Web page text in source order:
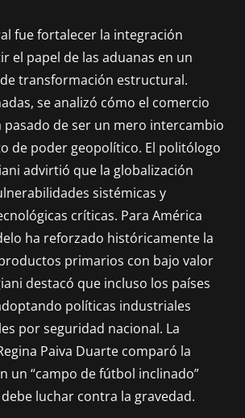
fue fortalecer la integración
el papel de las aduanas en un
transformación estructural.
se analizó cómo el comercio
de ser un mero intercambio
de poder geopolítico. El politólogo
advirtió que la globalización
sistémicas y
críticas. Para América
ha reforzado históricamente la
primarios con bajo valor
destacó que incluso los países
políticas industriales
por seguridad nacional. La
Paiva Duarte comparó la
un “campo de fútbol inclinado”
luchar contra la gravedad.